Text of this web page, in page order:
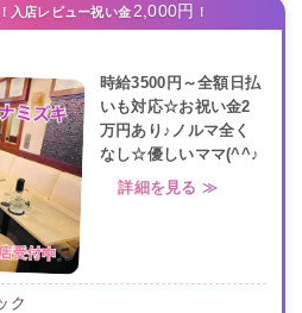
入店レビュー祝い金2,000円 ！
時給3500円～全額日払
いも対応☆お祝い金2
万円あり♪ノルマ全く
なし☆優しいママ(^^♪
詳細を見る ≫
ク